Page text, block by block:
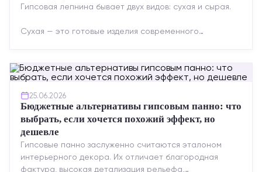
Гипсовая лепнина бывает двух видов: сухая и сырая.
Сухая — это готовые изделия современного
25.06.2026
Бюджетные альтернативы гипсовым панно: что
выбрать, если хочется похожий эффект, но
дешевле
Гипсовые панно заслуженно считаются эталоном
интерьерного декора. Их отличает благородная
фактура, высокая детализация рельефа,